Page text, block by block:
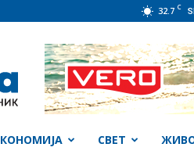
32.7 C
СВЕТ